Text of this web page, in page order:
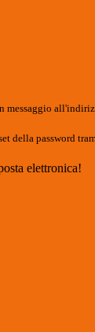
messaggio
della password
elettronica!